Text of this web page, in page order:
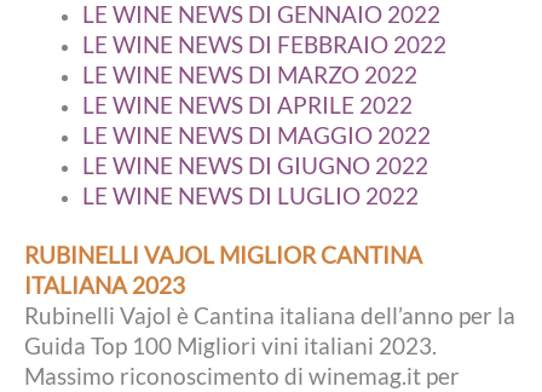
LE WINE NEWS DI GENNAIO 2022
LE WINE NEWS DI FEBBRAIO 2022
LE WINE NEWS DI MARZO 2022
LE WINE NEWS DI APRILE 2022
LE WINE NEWS DI MAGGIO 2022
LE WINE NEWS DI GIUGNO 2022
LE WINE NEWS DI LUGLIO 2022
RUBINELLI VAJOL MIGLIOR CANTINA
ITALIANA 2023
Rubinelli Vajol è Cantina italiana dell’anno per la
Guida Top 100 Migliori vini italiani 2023.
Massimo riconoscimento di winemag.it per